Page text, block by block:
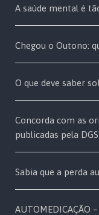
A saúde mental é
Chegou o Outono:
O que deve saber
Concorda com as
publicadas pela
Sabia que a perda
AUTOMEDICAÇÃO